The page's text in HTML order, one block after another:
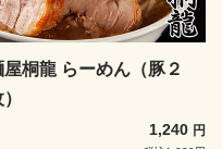
屋桐龍 らーめん（豚２
1,240 円